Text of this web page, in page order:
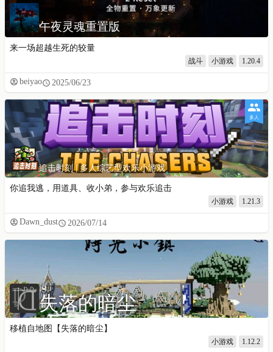
午夜灵魂重置版
来一场超越生死的较量
战斗 小游戏 1.20.4
beiyao 2025/06/23
多人
追击时刻 | 多人综艺型欢乐小游戏
你追我逃，用道具、收小弟，参与欢乐追击
小游戏 1.21.3
Dawn_dust 2026/07/14
失落的暗尘
移植自地图【失落的暗尘】
小游戏 1.12.2